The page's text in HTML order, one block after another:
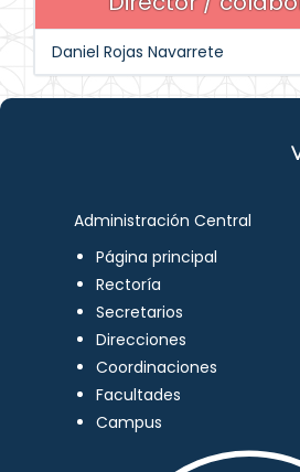
Daniel Rojas Navarrete
Administración Central
Página principal
Rectoría
Secretarios
Direcciones
Coordinaciones
Facultades
Campus